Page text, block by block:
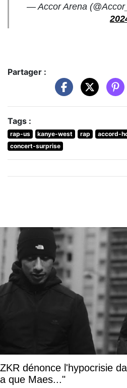
— Accor Arena
Partager :
Tags :
rap-us kanye-west rap accord-
concert-surprise
ZKR dénonce l'hypocrisie
a que Maes..."